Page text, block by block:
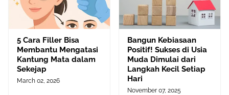
5 Cara Filler Bisa
Membantu Mengatasi
Kantung Mata dalam
Sekejap
March 02, 2026
Bangun Kebiasaan
Positif! Sukses di Usia
Muda Dimulai dari
Langkah Kecil Setiap
Hari
November 07, 2025